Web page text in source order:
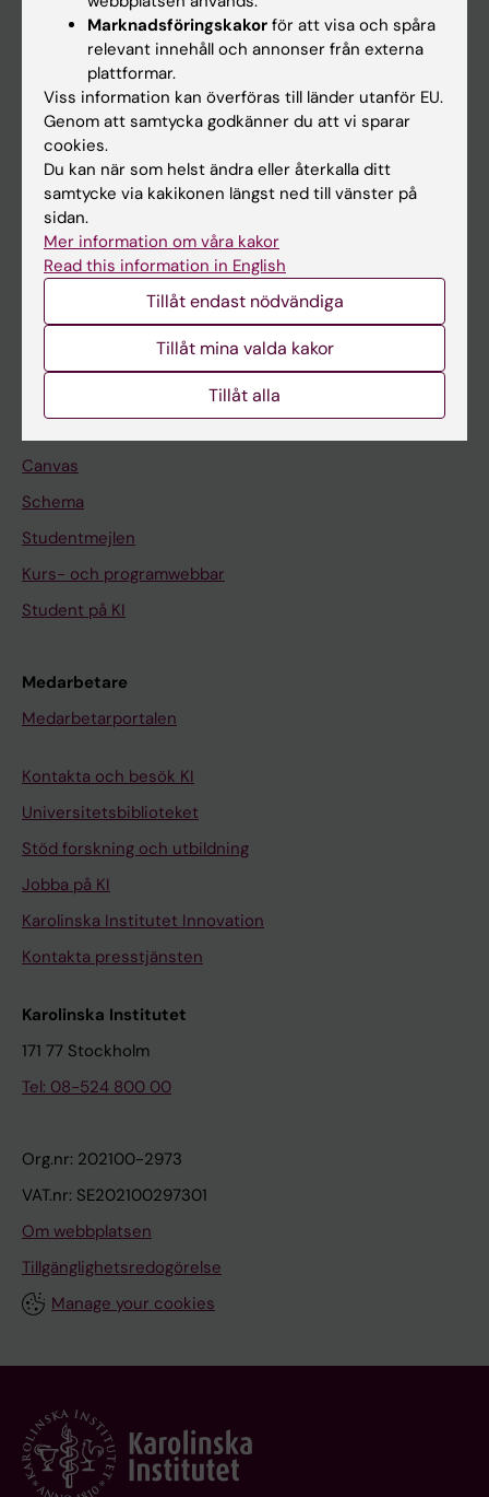
Huvudmeny
Utbildning
Forskarutbildning
Forskning
Om KI
På gång
Kalender
Canvas
Schema
Studentmejlen
Kurs- och programwebbar
Student på KI
Medarbetare
Medarbetarportalen
Kontakta och besök KI
Universitetsbiblioteket
Stöd forskning och utbildning
Jobba på KI
Karolinska Institutet Innovation
Kontakta presstjänsten
Karolinska Institutet
171 77 Stockholm
Tel: 08-524 800 00
Org.nr: 202100-2973
VAT.nr: SE202100297301
Om webbplatsen
Tillgänglighetsredogörelse
Manage your cookies
Marknadsföringskakor för att visa och spåra
relevant innehåll och annonser från externa
plattformar.
Viss information kan överföras till länder utanför EU.
Genom att samtycka godkänner du att vi sparar
cookies.
Du kan när som helst ändra eller återkalla ditt
samtycke via kakikonen längst ned till vänster på
sidan.
Mer information om våra kakor
Read this information in English
Tillåt endast nödvändiga
Tillåt mina valda kakor
Tillåt alla